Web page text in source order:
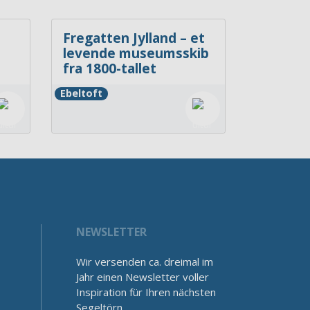
Fregatten Jylland – et
levende museumsskib
fra 1800-tallet
Ebeltoft
NEWSLETTER
Wir versenden ca. dreimal im
Jahr einen Newsletter voller
Inspiration für Ihren nächsten
Segeltörn.